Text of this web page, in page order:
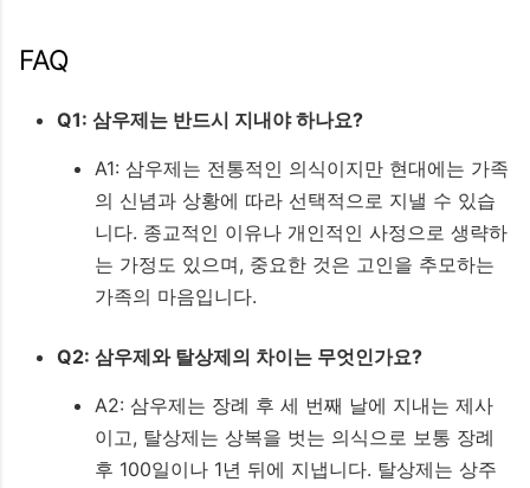
FAQ
Q1: 삼우제는 반드시 지내야 하나요?
A1: 삼우제는 전통적인 의식이지만 현대에는 가족
의 신념과 상황에 따라 선택적으로 지낼 수 있습
니다. 종교적인 이유나 개인적인 사정으로 생략하
는 가정도 있으며, 중요한 것은 고인을 추모하는
가족의 마음입니다.
Q2: 삼우제와 탈상제의 차이는 무엇인가요?
A2: 삼우제는 장례 후 세 번째 날에 지내는 제사
이고, 탈상제는 상복을 벗는 의식으로 보통 장례
후 100일이나 1년 뒤에 지냅니다. 탈상제는 상주